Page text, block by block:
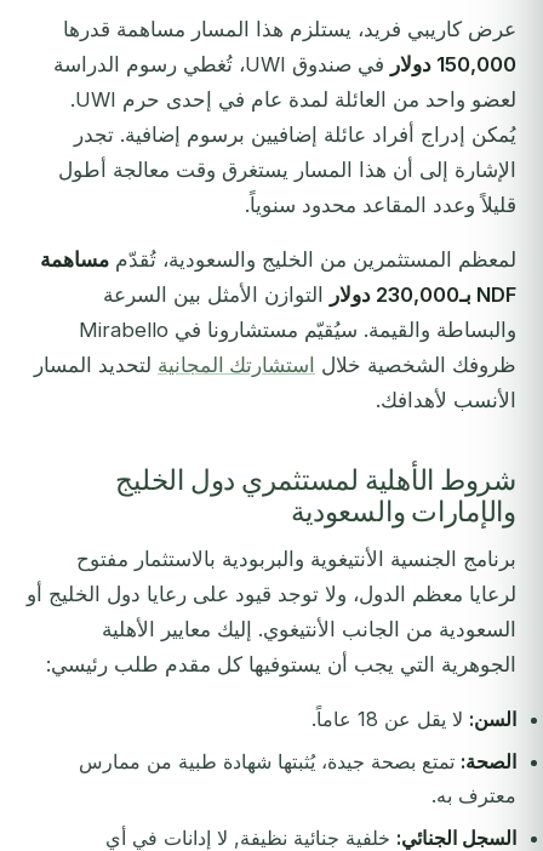
عرض كاريبي فريد، يستلزم هذا المسار مساهمة قدرها
150,000 دولار
في صندوق UWI، تُغطي رسوم الدراسة
لعضو واحد من العائلة لمدة عام في إحدى حرم UWI.
يُمكن إدراج أفراد عائلة إضافيين برسوم إضافية. تجدر
الإشارة إلى أن هذا المسار يستغرق وقت معالجة أطول
قليلاً وعدد المقاعد محدود سنوياً.
لمعظم المستثمرين من الخليج والسعودية، تُقدّم مساهمة
NDF بـ230,000 دولار
التوازن الأمثل بين السرعة
والبساطة والقيمة. سيُقيّم مستشارونا في Mirabello
ظروفك الشخصية خلال استشارتك المجانية لتحديد المسار
الأنسب لأهدافك.
شروط الأهلية لمستثمري دول الخليج
والإمارات والسعودية
برنامج الجنسية الأنتيغوية والبربودية بالاستثمار مفتوح
لرعايا معظم الدول، ولا توجد قيود على رعايا دول الخليج أو
السعودية من الجانب الأنتيغوي. إليك معايير الأهلية
الجوهرية التي يجب أن يستوفيها كل مقدم طلب رئيسي:
السن: لا يقل عن 18 عاماً.
الصحة: تمتع بصحة جيدة، يُثبتها شهادة طبية من ممارس
معترف به.
السجل الجنائي: خلفية جنائية نظيفة, لا إدانات في أي